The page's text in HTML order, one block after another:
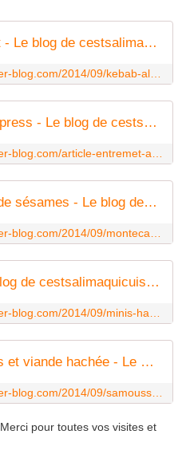
Kebab algérien au poulet - Le blog de cestsalimaquicuisine
Entremet au chocolat express - Le blog de cestsalimaquicuisine
Montécaos aux graines de sésames - Le blog de cestsalimaquicuisine
Minis hamburgers - Le blog de cestsalimaquicuisine
Samoussas aux légumes et viande hachée - Le blog de cestsalimaquicuisine
Merci pour toutes vos visites et